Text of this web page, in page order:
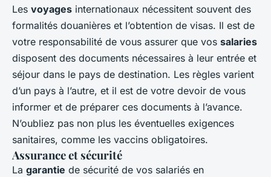
Les voyages internationaux nécessitent souvent des
formalités douanières et l’obtention de visas. Il est de
votre responsabilité de vous assurer que vos salaries
disposent des documents nécessaires à leur entrée et
séjour dans le pays de destination. Les règles varient
d’un pays à l’autre, et il est de votre devoir de vous
informer et de préparer ces documents à l’avance.
N’oubliez pas non plus les éventuelles exigences
sanitaires, comme les vaccins obligatoires.
Assurance et sécurité
La garantie de sécurité de vos salariés en